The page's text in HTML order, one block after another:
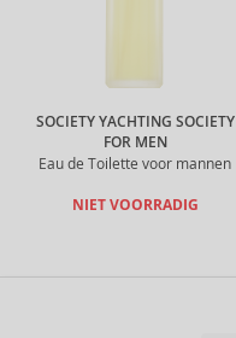
SOCIETY YACHTING SOCIETY
FOR MEN
Eau de Toilette voor mannen
NIET VOORRADIG